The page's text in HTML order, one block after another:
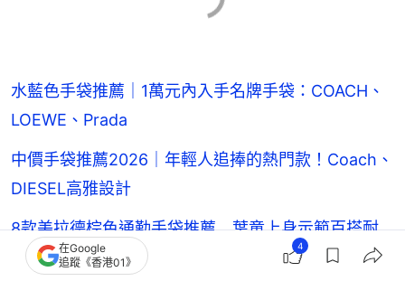
水藍色手袋推薦｜1萬元內入手名牌手袋：COACH、
LOEWE、Prada
中價手袋推薦2026｜年輕人追捧的熱門款！Coach、
DIESEL高雅設計
8款美拉德棕色通勤手袋推薦 葉童上身示範百搭耐
看 上班族首選
在Google
追蹤《香港01》
4